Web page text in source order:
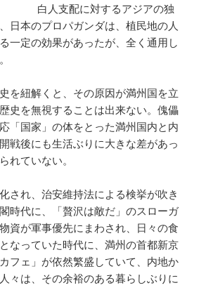
白人支配に対するアジアの独
日本のプロパガンダは、植民地の人
一定の効果があったが、全く通用し
を紐解くと、その原因が満州国を立
史を無視することは出来ない。傀儡
「国家」の体をとった満州国内と内
戦後にも生活ぶりに大きな差があっ
れていない。
され、治安維持法による検挙が吹き
時代に、「贅沢は敵だ」のスローガ
資が軍事優先にまわされ、日々の食
なっていた時代に、満州の首都新京
フェ」が依然繁盛していて、内地か
々は、その余裕のある暮らしぶりに